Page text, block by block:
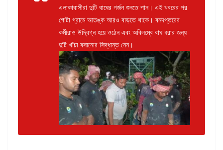
এলাকাবাসীরা দুটি বাঘের গর্জন শুনতে পান। এই খবরের পর
গোটা গ্রামে আতঙ্ক আরও বাড়তে থাকে। বনদপ্তরের
কর্মীরাও উদ্বিগ্ন হয়ে ওঠেন এবং অবিলম্বে বাঘ ধরার জন্য
দুটি খাঁচা বসানোর সিদ্ধান্ত নেন।